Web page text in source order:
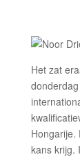
Het zat
Hongarije.
kans krijg.